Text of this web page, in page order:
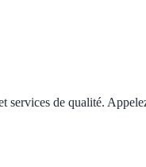
services de qualité.